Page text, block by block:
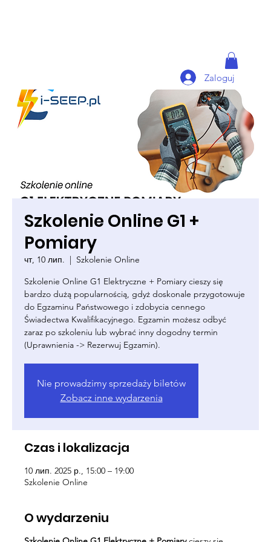
Zaloguj
Szkolenie Online G1 +
Pomiary
чт, 10 лип.
  |
Szkolenie Online
Szkolenie Online G1 Elektryczne + Pomiary cieszy się
bardzo dużą popularnością, gdyż doskonale przygotowuje
do Egzaminu Państwowego i zdobycia cennego
Świadectwa Kwalifikacyjnego. Egzamin możesz odbyć
zaraz po szkoleniu lub wybrać inny dogodny termin
(Uprawnienia -> Rezerwuj Egzamin).
Nie prowadzimy sprzedaży biletów
Zobacz inne wydarzenia
Czas i lokalizacja
10 лип. 2025 р., 15:00 – 19:00
Szkolenie Online
O wydarzeniu